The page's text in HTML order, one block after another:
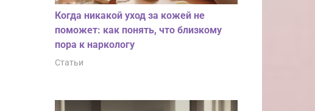
Когда никакой уход за кожей не
поможет: как понять, что близкому
пора к наркологу
Статьи